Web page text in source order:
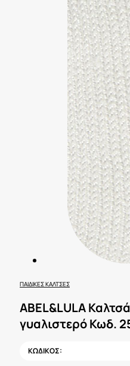
ΠΑΙΔΙΚΈΣ ΚΆΛΤΣΕΣ
ABEL&LULA
γυαλιστερό Κωδ.
ΚΩΔΙΚΟΣ: